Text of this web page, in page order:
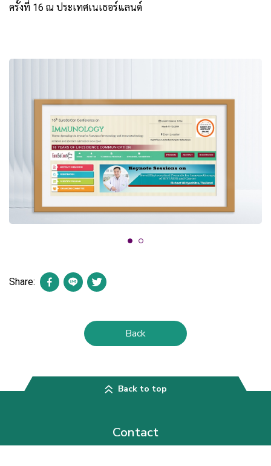
ครั้งที่ 16 ณ ประเทศเนเธอร์แลนด์
Back
Share:
Back to top
Contact